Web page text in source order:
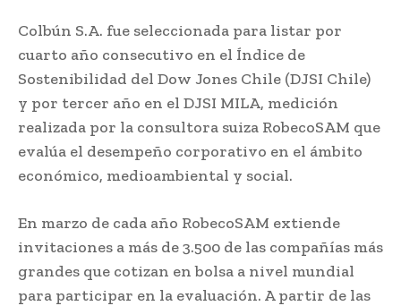
Colbún S.A. fue seleccionada para listar por
cuarto año consecutivo en el Índice de
Sostenibilidad del Dow Jones Chile (DJSI Chile)
y por tercer año en el DJSI MILA, medición
realizada por la consultora suiza RobecoSAM que
evalúa el desempeño corporativo en el ámbito
económico, medioambiental y social.
En marzo de cada año RobecoSAM extiende
invitaciones a más de 3.500 de las compañías más
grandes que cotizan en bolsa a nivel mundial
para participar en la evaluación. A partir de las